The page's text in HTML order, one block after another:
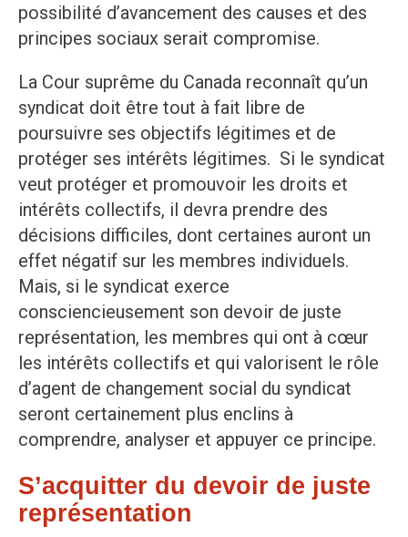
possibilité d’avancement des causes et des
principes sociaux serait compromise.
La Cour suprême du Canada reconnaît qu’un
syndicat doit être tout à fait libre de
poursuivre ses objectifs légitimes et de
protéger ses intérêts légitimes. Si le syndicat
veut protéger et promouvoir les droits et
intérêts collectifs, il devra prendre des
décisions difficiles, dont certaines auront un
effet négatif sur les membres individuels.
Mais, si le syndicat exerce
consciencieusement son devoir de juste
représentation, les membres qui ont à cœur
les intérêts collectifs et qui valorisent le rôle
d’agent de changement social du syndicat
seront certainement plus enclins à
comprendre, analyser et appuyer ce principe.
S’acquitter du devoir de juste
représentation